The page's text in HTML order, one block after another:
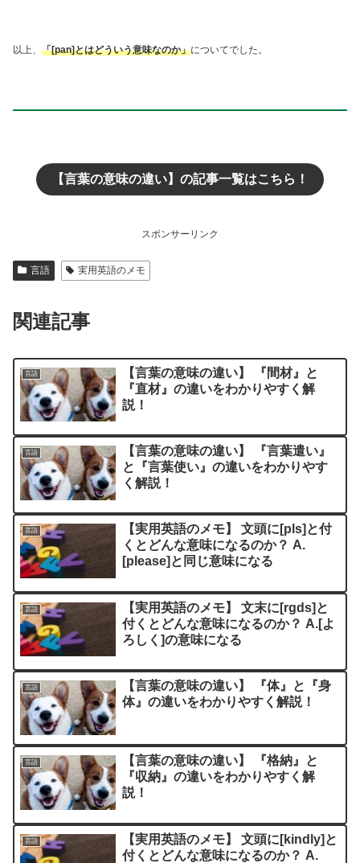
以上、 「[pan]とはどういう意味なのか」についてでした。
【言葉の意味の違い】の記事一覧はこちら！
スポンサーリンク
言語 実用英語のメモ
関連記事
言語
【言葉の意味の違い】 『間材』と
『直材』の違いをわかりやすく解
説！
言語
【言葉の意味の違い】 『言葉遣い』
と『言葉使い』の違いをわかりやす
く解説！
言語
【実用英語のメモ】 文頭に[pls]と付
くとどんな意味になるのか？ A.
[please]と同じ意味になる
言語
【実用英語のメモ】 文末に[rgds]と
付くとどんな意味になるのか？ A.[よ
ろしく]の意味になる
言語
【言葉の意味の違い】 『体』と『身
体』の違いをわかりやすく解説！
言語
【言葉の意味の違い】 『格納』と
『収納』の違いをわかりやすく解
説！
言語
【実用英語のメモ】 文頭に[kindly]と
付くとどんな意味になるのか？ A.